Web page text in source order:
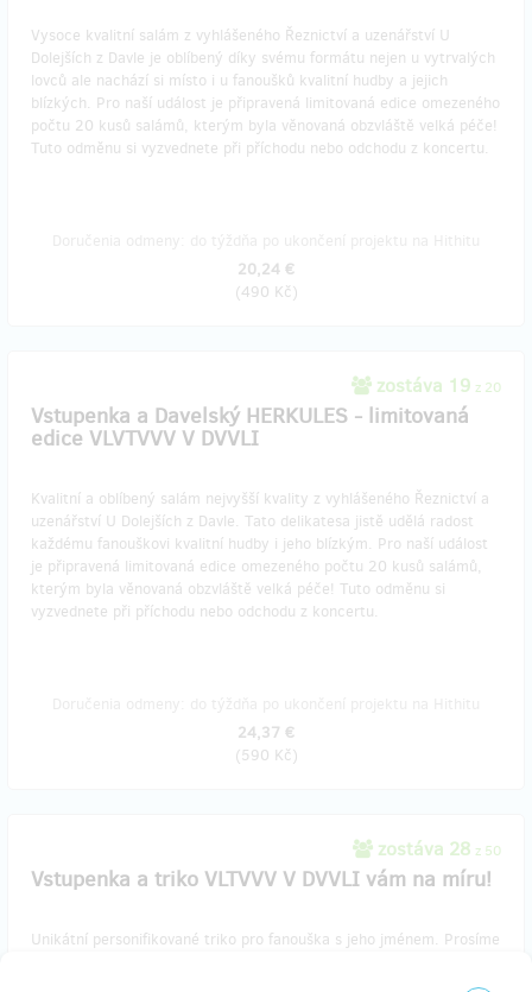
Vysoce kvalitní salám z vyhlášeného Řeznictví a uzenářství U
Dolejších z Davle je oblíbený díky svému formátu nejen u vytrvalých
lovců ale nachází si místo i u fanoušků kvalitní hudby a jejich
blízkých. Pro naší událost je připravená limitovaná edice omezeného
počtu 20 kusů salámů, kterým byla věnovaná obzvláště velká péče!
Tuto odměnu si vyzvednete při příchodu nebo odchodu z koncertu.
20,24 €
(490 Kč)
zostáva 19 z 20
Vstupenka a Davelský HERKULES - limitovaná
edice VLVTVVV V DVVLI
Kvalitní a oblíbený salám nejvyšší kvality z vyhlášeného Řeznictví a
uzenářství U Dolejších z Davle. Tato delikatesa jistě udělá radost
každému fanouškovi kvalitní hudby i jeho blízkým. Pro naší událost
je připravená limitovaná edice omezeného počtu 20 kusů salámů,
kterým byla věnovaná obzvláště velká péče! Tuto odměnu si
vyzvednete při příchodu nebo odchodu z koncertu.
24,37 €
(590 Kč)
zostáva 28 z 50
Vstupenka a triko VLTVVV V DVVLI vám na míru!
Unikátní personifikované triko pro fanouška s jeho jménem. Prosíme